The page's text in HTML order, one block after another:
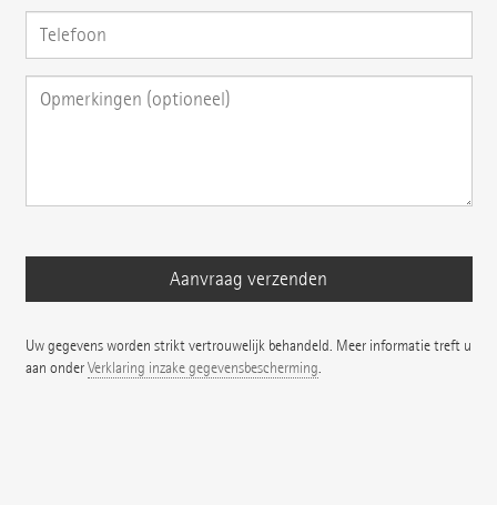
Uw gegevens worden strikt vertrouwelijk behandeld. Meer informatie treft u
aan onderVerklaring inzake gegevensbescherming.